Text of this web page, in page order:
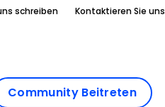
schreiben Kontaktieren Sie uns
Community Beitreten